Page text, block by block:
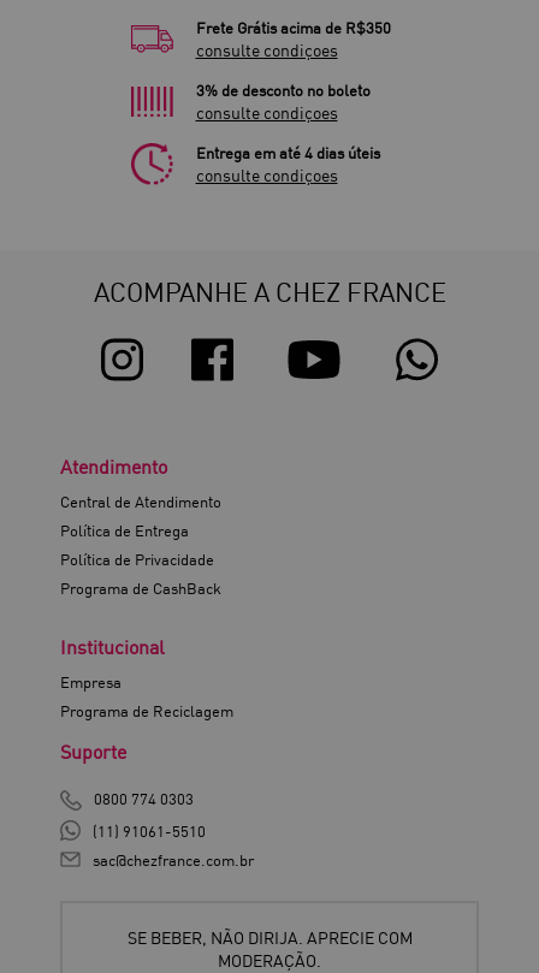
Frete Grátis acima de R$350
consulte condiçoes
3% de desconto no boleto
consulte condiçoes
Entrega em até 4 dias úteis
consulte condiçoes
ACOMPANHE A CHEZ FRANCE
Atendimento
Central de Atendimento
Política de Entrega
Política de Privacidade
Programa de CashBack
Institucional
Empresa
Programa de Reciclagem
Suporte
0800 774 0303
(11) 91061-5510
sac@chezfrance.com.br
SE BEBER, NÃO DIRIJA. APRECIE COM
MODERAÇÃO.